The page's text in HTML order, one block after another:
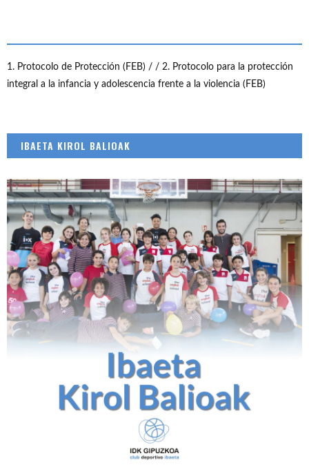
1. Protocolo de Protección (FEB) / / 2. Protocolo para la protección
integral a la infancia y adolescencia frente a la violencia (FEB)
IBAETA KIROL BALIOAK